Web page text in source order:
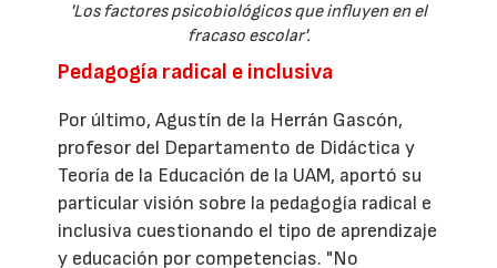
'Los factores psicobiológicos que influyen en el
fracaso escolar'.
Pedagogía radical e inclusiva
Por último, Agustín de la Herrán Gascón,
profesor del Departamento de Didáctica y
Teoría de la Educación de la UAM, aportó su
particular visión sobre la pedagogía radical e
inclusiva cuestionando el tipo de aprendizaje
y educación por competencias. "No